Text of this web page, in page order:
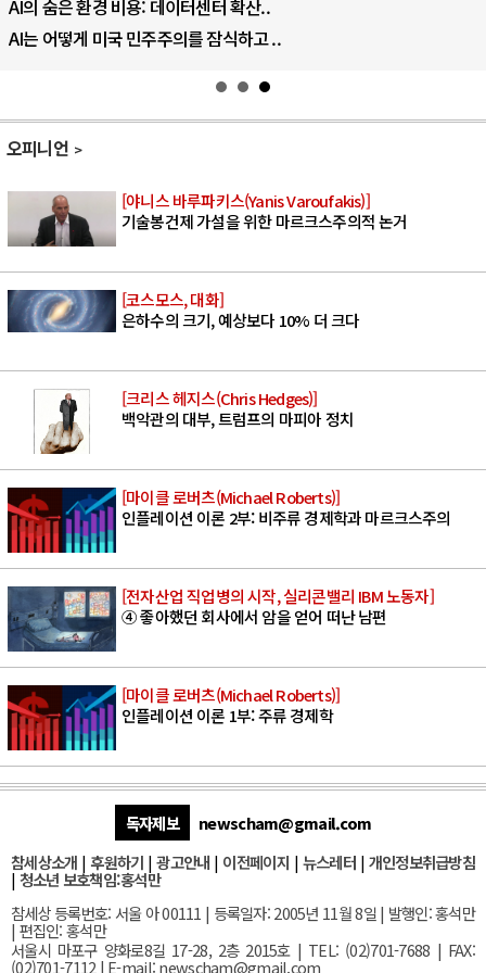
우크라이나, 덴마크, 에스토니아, 네덜란..
러·우크라, 대규모 공습 주고받아…민간 ..
오피니언
[야니스 바루파키스(Yanis Varoufakis)]
기술봉건제 가설을 위한 마르크스주의적 논거
[코스모스, 대화]
은하수의 크기, 예상보다 10% 더 크다
[크리스 헤지스(Chris Hedges)]
백악관의 대부, 트럼프의 마피아 정치
[마이클 로버츠(Michael Roberts)]
인플레이션 이론 2부: 비주류 경제학과 마르크스주의
[전자산업 직업병의 시작, 실리콘밸리 IBM 노동자]
④ 좋아했던 회사에서 암을 얻어 떠난 남편
[마이클 로버츠(Michael Roberts)]
인플레이션 이론 1부: 주류 경제학
독자제보
newscham@gmail.com
참세상소개 | 후원하기 |광고안내 | 이전페이지 | 뉴스레터| 개인정보취급방침
| 청소년 보호책임:홍석만
참세상 등록번호: 서울 아 00111 | 등록일자: 2005년 11월 8일 | 발행인: 홍석만
| 편집인: 홍석만
서울시 마포구 양화로8길 17-28, 2층 2015호| TEL: (02)701-7688 | FAX:
(02)701-7112 | E-mail:newscham@gmail.com